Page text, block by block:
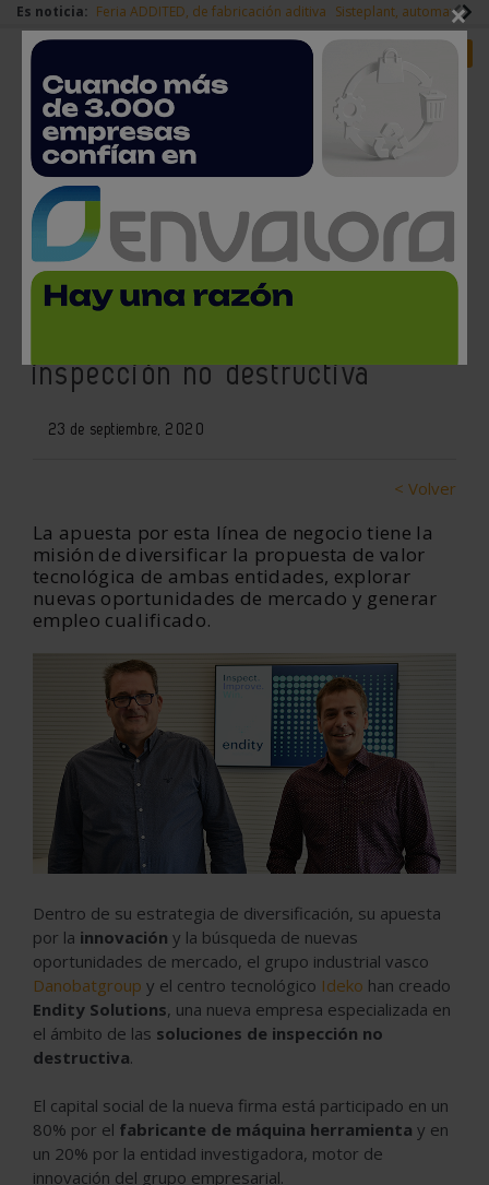
Es noticia: Feria ADDITED, de fabricación aditiva Sisteplant,
Redes Sociales Login empresas
Danobatgroup e Ideko crean una
nueva empresa para el
inspección no destructiva
23 de septiembre, 2020
< Volver
La apuesta por esta línea de negocio tiene la
misión de diversificar la propuesta de valor
tecnológica de ambas entidades, explorar
nuevas oportunidades de mercado y generar
empleo cualificado.
Dentro de su estrategia de diversificación, su apuesta
por la innovación y la búsqueda de nuevas
oportunidades de mercado, el grupo industrial vasco
Danobatgroup y el centro tecnológico Ideko han creado
Endity Solutions, una nueva empresa especializada en
el ámbito de las soluciones de inspección no
destructiva.
El capital social de la nueva firma está participado en un
80% por el fabricante de máquina herramienta y en
un 20% por la entidad investigadora, motor de
innovación del grupo empresarial.
×